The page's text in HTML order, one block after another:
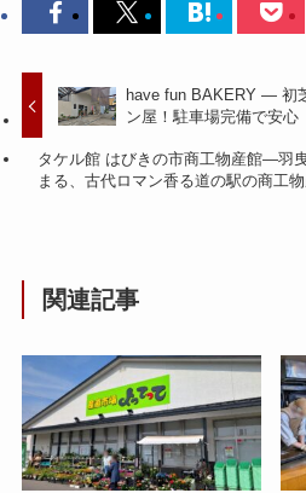
have fun BAKERY — 初
ン屋！駐車場完備で安心
タケル館 はびきの市商工物産館—羽
まる、古代ロマン香る道の駅の商工
関連記事